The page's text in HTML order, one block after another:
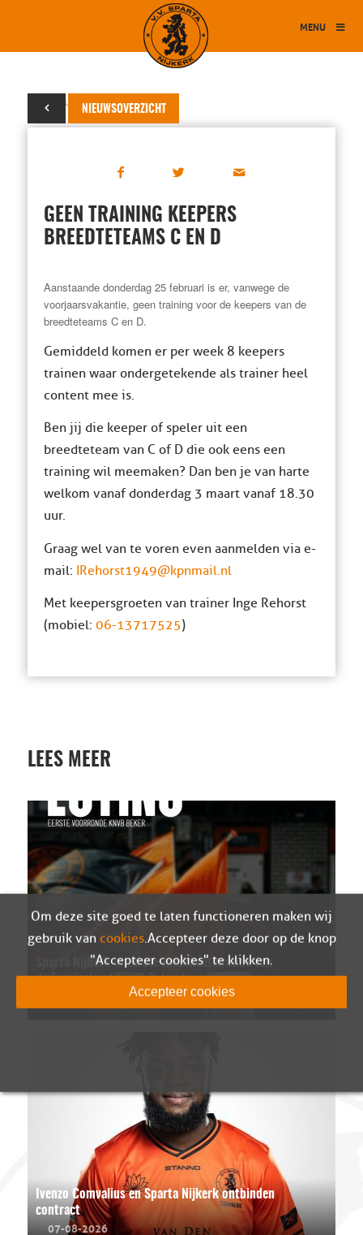
MENU
NIEUWSOVERZICHT
22 februari 2016
GEEN TRAINING KEEPERS
BREEDTETEAMS C EN D
Aanstaande donderdag 25 februari is er, vanwege de
voorjaarsvakantie, geen training voor de keepers van de
breedteteams C en D.
Gemiddeld komen er per week 8 keepers
trainen waar ondergetekende als trainer heel
content mee is.
Ben jij die keeper of speler uit een
breedteteam van C of D die ook eens een
training wil meemaken? Dan ben je van harte
welkom vanaf donderdag 3 maart vanaf 18.30
uur.
Graag wel van te voren even aanmelden via e-
mail: IRehorst1949@kpnmail.nl
Met keepersgroeten van trainer Inge Rehorst
(mobiel: 06-13717525)
LEES MEER
Sparta Nijkerk in eerste kwalificatieronde van
de Eurojackpot KNVB Beker tegen SV Venray
Ivenzo Comvalius en Sparta Nijkerk ontbinden
contract
07-08-2026
Om deze site goed te laten functioneren maken wij
gebruik van cookies. Accepteer deze door op de knop
"Accepteer cookies" te klikken.
Accepteer cookies